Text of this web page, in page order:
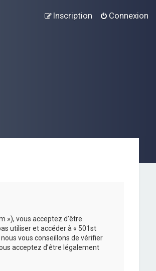
Connexion
Inscription
»), vous acceptez d’être
utiliser et accéder à « 501st
vous conseillons de vérifier
acceptez d’être légalement